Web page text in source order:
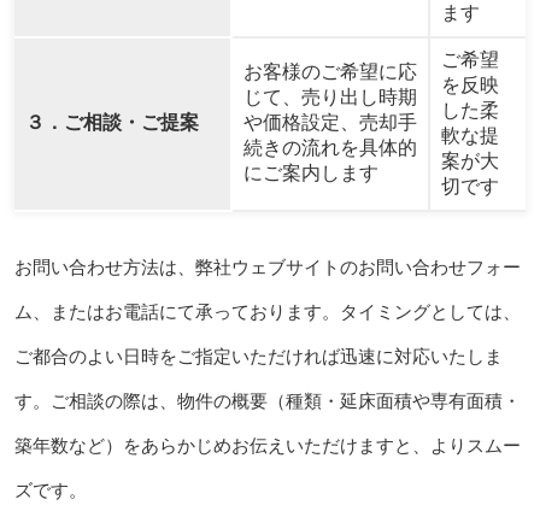
ます
３．ご相談・ご提案
お客様のご希望に応
じて、売り出し時期
や価格設定、売却手
続きの流れを具体的
にご案内します
ご希望
を反映
した柔
軟な提
案が大
切です
お問い合わせ方法は、弊社ウェブサイトのお問い合わせフォー
ム、またはお電話にて承っております。タイミングとしては、
ご都合のよい日時をご指定いただければ迅速に対応いたしま
す。ご相談の際は、物件の概要（種類・延床面積や専有面積・
築年数など）をあらかじめお伝えいただけますと、よりスムー
ズです。